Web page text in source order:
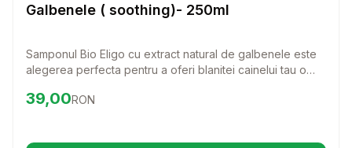
Galbenele ( soothing)- 250ml
Samponul Bio Eligo cu extract natural de galbenele este
alegerea perfecta pentru a oferi blanitei cainelui tau o
linistirea pielii, lasand-o moale si sanatoasa, iar mirosul
Preț:39.00
39,00RON